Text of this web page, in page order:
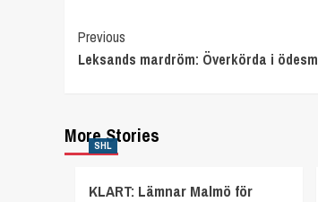
Continue
Reading
Previous
Leksands mardröm: Överkörda i
More Stories
SHL
KLART: Lämnar Malmö för